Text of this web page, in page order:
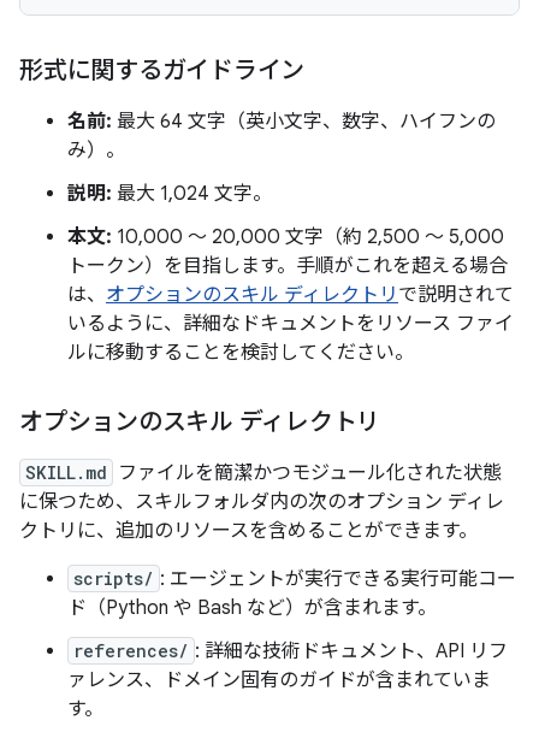
形式に関するガイドライン
名前: 最大 64 文字（英小文字、数字、ハイフンの
み）。
説明: 最大 1,024 文字。
本文: 10,000 ～ 20,000 文字（約 2,500 ～ 5,000
トークン）を目指します。手順がこれを超える場合
は、 オプションのスキル ディレクトリ で説明されて
いるように、詳細なドキュメントをリソース ファイ
ルに移動することを検討してください。
オプションのスキル ディレクトリ
SKILL.md
ファイルを簡潔かつモジュール化された状態
に保つため、スキルフォルダ内の次のオプション ディレ
クトリに、追加のリソースを含めることができます。
scripts/ : エージェントが実行できる実行可能コー
ド（Python や Bash など）が含まれます。
references/ : 詳細な技術ドキュメント、API リフ
ァレンス、ドメイン固有のガイドが含まれていま
す。